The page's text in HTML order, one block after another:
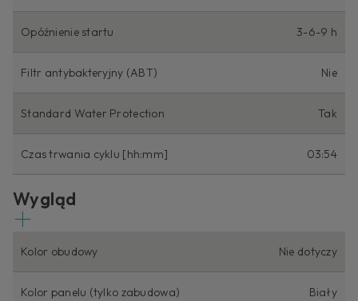
Opóźnienie startu 3-6-9 h
Filtr antybakteryjny (ABT) Nie
Standard Water Protection Tak
Czas trwania cyklu [hh:mm] 03:54
Wygląd
Kolor obudowy Nie dotyczy
Kolor panelu (tylko zabudowa) Biały